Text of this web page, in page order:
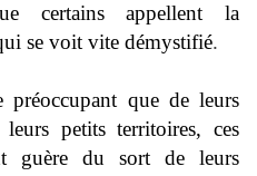
certains appellent la
se voit vite démystifié.
préoccupant que de leurs
petits territoires, ces
guère du sort de leurs